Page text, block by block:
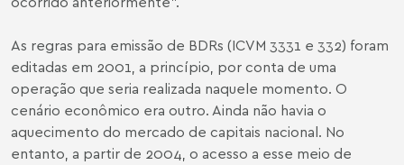
As regras para emissão de BDRs (ICVM 3331 e 332) foram
editadas em 2001, a princípio, por conta de uma
operação que seria realizada naquele momento. O
cenário econômico era outro. Ainda não havia o
aquecimento do mercado de capitais nacional. No
entanto, a partir de 2004, o acesso a esse meio de